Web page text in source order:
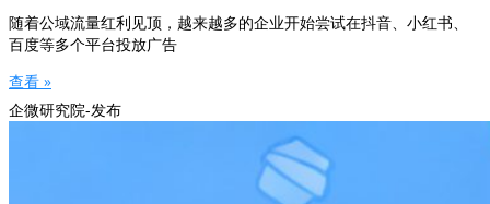
随着公域流量红利见顶，越来越多的企业开始尝试在抖音、小红书、
百度等多个平台投放广告
查看 »
企微研究院-发布